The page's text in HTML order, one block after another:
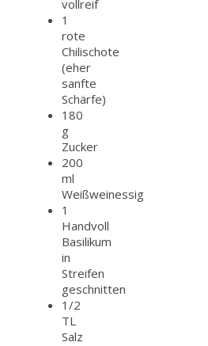
vollreif
1
rote
Chilischote
(eher
sanfte
Schärfe)
180
g
Zucker
200
ml
Weißweinessig
1
Handvoll
Basilikum
in
Streifen
geschnitten
1/2
TL
Salz